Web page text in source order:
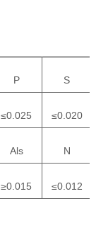
P S
≤0.025 ≤0.020
Als N
≥0.015 ≤0.012